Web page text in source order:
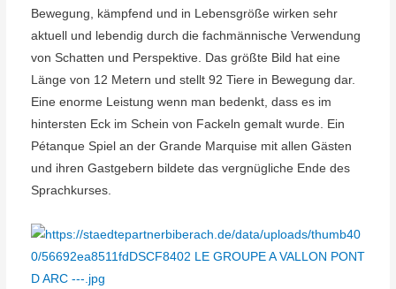
Bewegung, kämpfend und in Lebensgröße wirken sehr
aktuell und lebendig durch die fachmännische Verwendung
von Schatten und Perspektive. Das größte Bild hat eine
Länge von 12 Metern und stellt 92 Tiere in Bewegung dar.
Eine enorme Leistung wenn man bedenkt, dass es im
hintersten Eck im Schein von Fackeln gemalt wurde. Ein
Pétanque Spiel an der Grande Marquise mit allen Gästen
und ihren Gastgebern bildete das vergnügliche Ende des
Sprachkurses.